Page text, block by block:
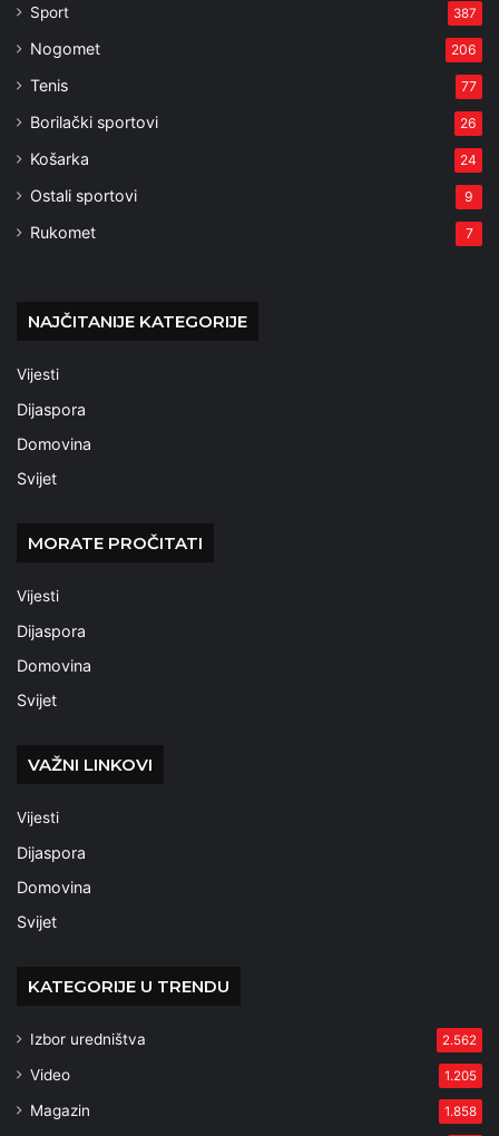
Sport 387
Nogomet 206
Tenis 77
Borilački sportovi 26
Košarka 24
Ostali sportovi 9
Rukomet 7
NAJČITANIJE KATEGORIJE
Vijesti
Dijaspora
Domovina
Svijet
MORATE PROČITATI
Vijesti
Dijaspora
Domovina
Svijet
VAŽNI LINKOVI
Vijesti
Dijaspora
Domovina
Svijet
KATEGORIJE U TRENDU
Izbor uredništva 2.562
Video 1.205
Magazin 1.858